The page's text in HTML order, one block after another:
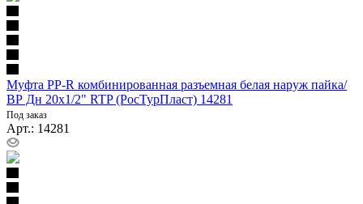
Муфта PP-R комбинированная разъемная белая наруж пайка/
ВР Дн 20х1/2" RTP (РосТурПласт) 14281
Под заказ
Арт.: 14281